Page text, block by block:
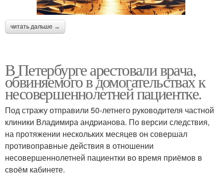
читать дальше →
В Петербурге арестовали врача,
обвиняемого в домогательствах к
несовершеннолетней пациентке.
Под стражу отправили 50-летнего руководителя частной
клиники Владимира андрианова. По версии следствия,
на протяжении нескольких месяцев он совершал
противоправные действия в отношении
несовершеннолетней пациентки во время приёмов в
своём кабинете.